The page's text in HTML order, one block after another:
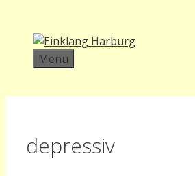
Inhalt
springen
Menü
depressiv